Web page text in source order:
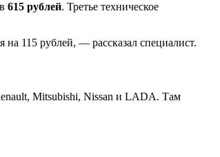
615 рублей. Третье техническое
на 115 рублей, — рассказал специалист.
Mitsubishi, Nissan и LADA. Там